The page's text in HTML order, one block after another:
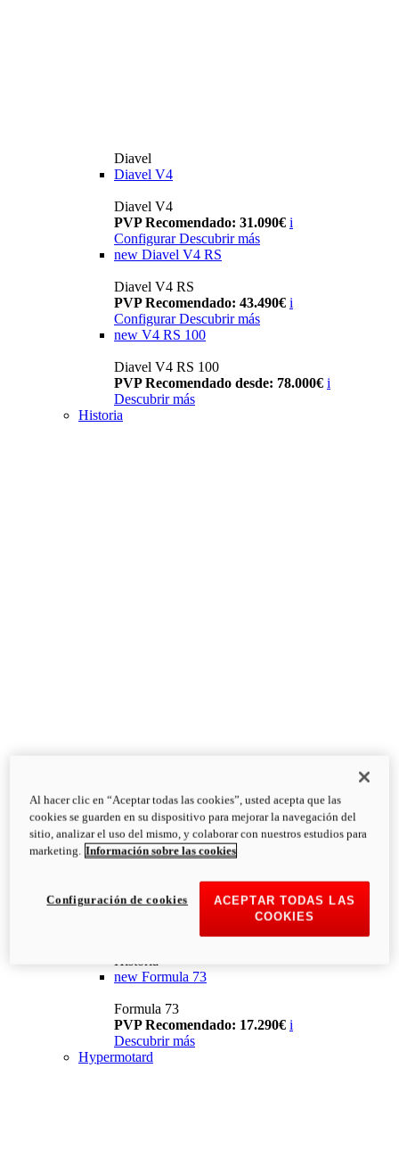
Diavel
Diavel V4
Diavel V4
PVP Recomendado: 31.090€ i
Configurar Descubrir más
new Diavel V4 RS
Diavel V4 RS
PVP Recomendado: 43.490€ i
Configurar Descubrir más
new V4 RS 100
Diavel V4 RS 100
PVP Recomendado desde: 78.000€ i
Descubrir más
Historia
Historia
new Formula 73
Formula 73
PVP Recomendado: 17.290€ i
Descubrir más
Hypermotard
Al hacer clic en “Aceptar todas las cookies”, usted acepta que las
cookies se guarden en su dispositivo para mejorar la navegación del
sitio, analizar el uso del mismo, y colaborar con nuestros estudios para
marketing. Información sobre las cookies
ACEPTAR TODAS LAS
COOKIES
Configuración de cookies